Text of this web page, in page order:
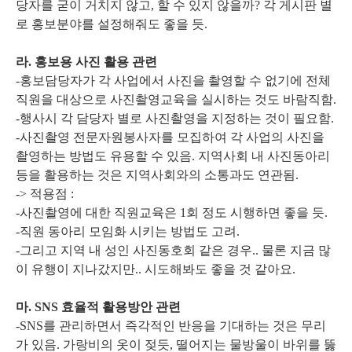
당자를 굳이 거치지 않고, 할 수 있지 않을까? 각 게시판 별
로 홍보분야를 설정해줘도 좋을 듯.
라. 홍보용 사진 활용 관련
-홍보담당자가 각 사업에서 사진을 촬영할 수 없기에 전체
직원을 대상으로 사진촬영교육을 실시하는 것도 바람직함.
-행사시 각 담당자 별로 사진촬영을 지정하는 것이 필요함.
-사진촬영 전문자원봉사자를 모집하여 각 사업의 사진을
촬영하는 방법도 유용할 수 있음. 지역사회 내 사진동아리
등을 활용하는 것은 지역사회와의 소통과도 연관됨.
-> 적용점 :
-사진촬영에 대한 직원교육은 1회 정도 시행하면 좋을 듯.
-직원 동아리 모임화 시키는 방법도 고려.
-그리고 지역 내 성인 사진동호회 같은 경우.. 물론 지금 많
이 유행이 지나갔지만.. 시도해봐도 좋을 것 같아요.
마. SNS 효율적 활용방안 관련
-SNS를 관리하면서 즉각적인 반응을 기대하는 것은 무리
가 있음. 가랑비의 옷이 젖듯, 떨어지는 물방울이 바위를 뚫